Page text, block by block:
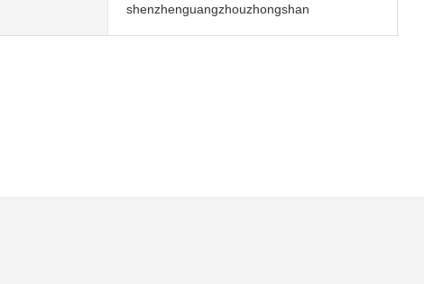
shenzhenguangzhouzhongshan